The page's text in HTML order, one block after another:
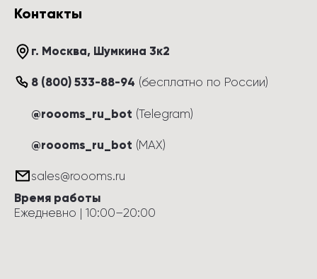
Контакты
г. Москва, Шумкина 3к2
8 (800) 533-88-94 (бесплатно по России)
@roooms_ru_bot (Telegram)
@roooms_ru_bot (MAX)
sales@roooms.ru
Время работы
Ежедневно | 10:00–20:00